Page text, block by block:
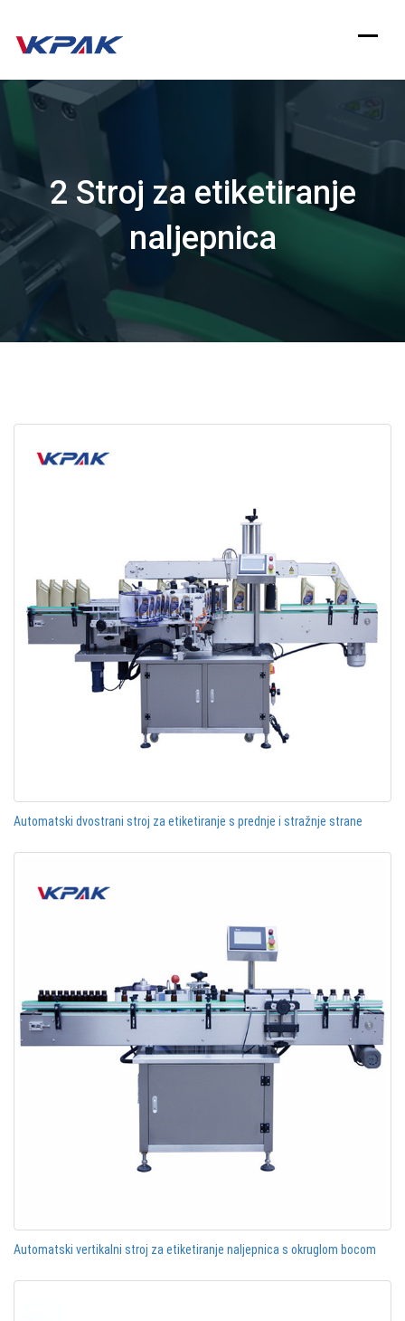
Preskoči
2 Stroj za etiketiranje
naljepnica
Automatski dvostrani stroj za etiketiranje s prednje i stražnje strane
Automatski vertikalni stroj za etiketiranje naljepnica s okruglom bocom